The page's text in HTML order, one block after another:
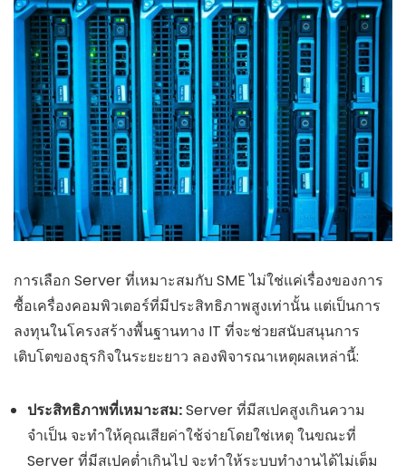
การเลือก Server ที่เหมาะสมกับ SME ไม่ใช่แค่เรื่องของการ
ซื้อเครื่องคอมพิวเตอร์ที่มีประสิทธิภาพสูงเท่านั้น แต่เป็นการ
ลงทุนในโครงสร้างพื้นฐานทาง IT ที่จะช่วยสนับสนุนการ
เติบโตของธุรกิจในระยะยาว ลองพิจารณาเหตุผลเหล่านี้:
ประสิทธิภาพที่เหมาะสม:Server ที่มีสเปคสูงเกินความ
จำเป็น จะทำให้คุณเสียค่าใช้จ่ายโดยใช่เหตุ ในขณะที่
Server ที่มีสเปคต่ำเกินไป จะทำให้ระบบทำงานได้ไม่เต็ม